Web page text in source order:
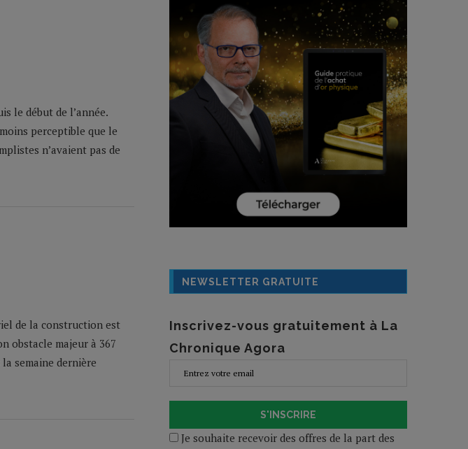
le début de l’année.
perceptible que le
n’avaient pas de
de la construction est
obstacle majeur à 367
semaine dernière
NEWSLETTER GRATUITE
Inscrivez-vous gratuitement à La
Chronique Agora
S'INSCRIRE
Je souhaite recevoir des offres de la part des